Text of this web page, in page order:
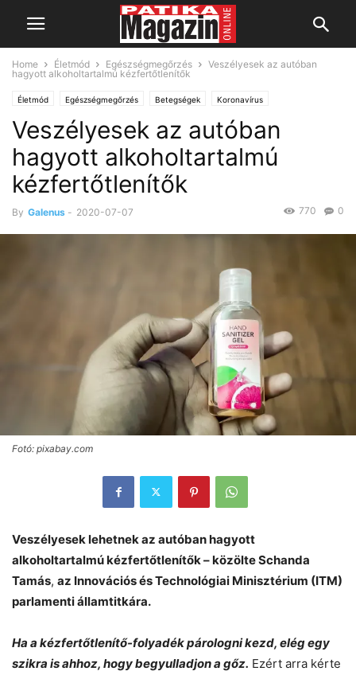
Home Életmód Egészségmegőrzés
Veszélyesek az autóban
hagyott alkoholtartalmú kézfertőtlenítők
Életmód Egészségmegőrzés Betegségek Koronavírus
Veszélyesek az autóban
hagyott alkoholtartalmú
kézfertőtlenítők
By Galenus - 2020-07-07 0
770
Fotó: pixabay.com
Veszélyesek lehetnek az autóban hagyott
alkoholtartalmú kézfertőtlenítők – közölteSchanda
Tamás, az Innovációs és Technológiai Minisztérium (ITM)
parlamenti államtitkára.
Ha a kézfertőtlenítő-folyadék párologni kezd, elég egy
szikra is ahhoz, hogy begyulladjon a gőz. Ezért arra kérte